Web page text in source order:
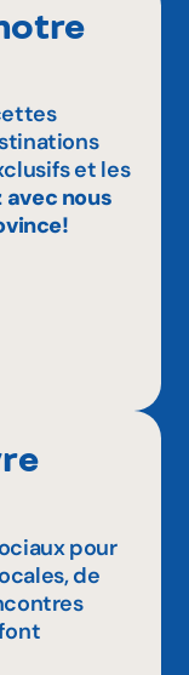
et les
avec nous
pour
de